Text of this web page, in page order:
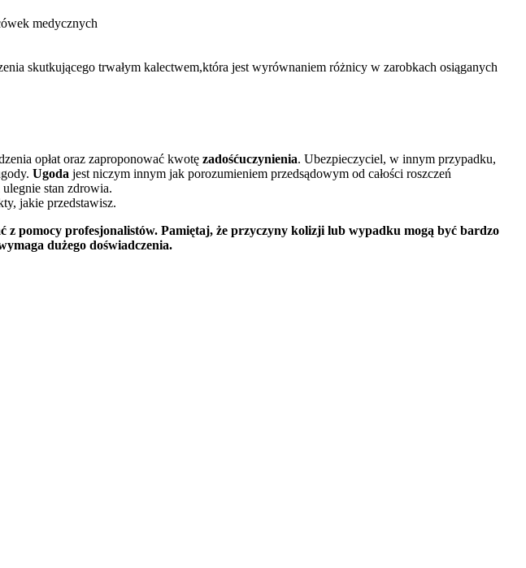
medycznych
skutkującego trwałym kalectwem,która jest wyrównaniem różnicy w zarobkach osiąganych
opłat oraz zaproponować kwotę zadośćuczynienia. Ubezpieczyciel, w innym przypadku,
Ugoda jest niczym innym jak porozumieniem przedsądowym od całości roszczeń
stan zdrowia.
jakie przedstawisz.
z pomocy profesjonalistów. Pamiętaj, że przyczyny kolizji lub wypadku mogą być bardzo
dużego doświadczenia.